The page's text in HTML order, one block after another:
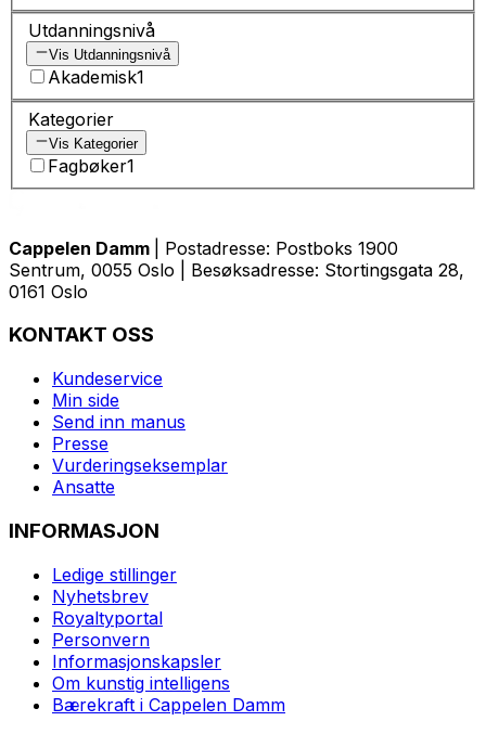
Utdanningsnivå
Vis Utdanningsnivå
Akademisk1
Kategorier
Vis Kategorier
Fagbøker1
Cappelen Damm
| Postadresse: Postboks 1900
Sentrum, 0055 Oslo | Besøksadresse: Stortingsgata 28,
0161 Oslo
KONTAKT OSS
Kundeservice
Min side
Send inn manus
Presse
Vurderingseksemplar
Ansatte
INFORMASJON
Ledige stillinger
Nyhetsbrev
Royaltyportal
Personvern
Informasjonskapsler
Om kunstig intelligens
Bærekraft i Cappelen Damm